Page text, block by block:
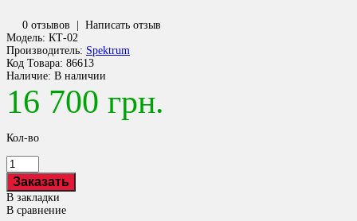
0 отзывов | Написать отзыв
Модель: КТ-02
Производитель: Spektrum
Код Товара: 86613
Наличие: В наличии
16 700 грн.
Кол-во
В закладки
В сравнение